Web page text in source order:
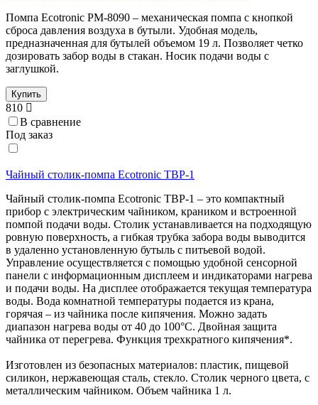
Помпа Ecotronic PM-8090 – механическая помпа с кнопкой
сброса давления воздуха в бутыли. Удобная модель,
предназначенная для бутылей объемом 19 л. Позволяет четко
дозировать забор воды в стакан. Носик подачи воды с
заглушкой.
Купить
810
В сравнение
Под заказ
Чайный столик-помпа Ecotronic TBP-1
Чайный столик-помпа Ecotronic TBP-1 – это компактный
прибор с электрическим чайником, краником и встроенной
помпой подачи воды. Столик устанавливается на подходящую
ровную поверхность, а гибкая трубка забора воды выводится
в удаленно установленную бутыль с питьевой водой.
Управление осуществляется с помощью удобной сенсорной
панели с информационным дисплеем и индикаторами нагрева
и подачи воды. На дисплее отображается текущая температура
воды. Вода комнатной температуры подается из крана,
горячая – из чайника после кипячения. Можно задать
диапазон нагрева воды от 40 до 100°С. Двойная защита
чайника от перегрева. Функция трехкратного кипячения*.
Изготовлен из безопасных материалов: пластик, пищевой
силикон, нержавеющая сталь, стекло. Столик черного цвета, с
металлическим чайником. Объем чайника 1 л.